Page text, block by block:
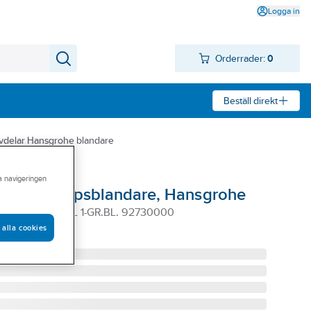
Logga in
Orderrader: 0
Beställ direkt
Hansgrohe blandare
ettgreppsblandare, Hansgrohe
INSATS TILL 1-GR.BL. 92730000
navigeringen
alla cookies